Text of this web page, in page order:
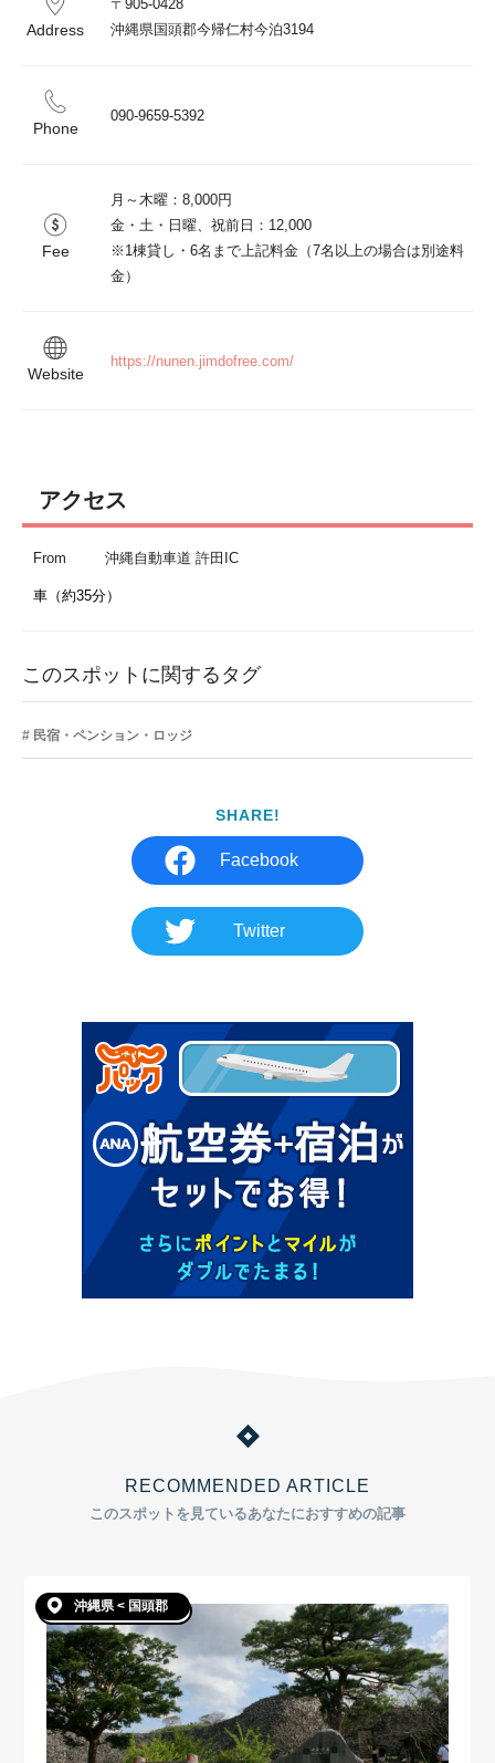
Address
〒905-0428
沖縄県国頭郡今帰仁村今泊3194
Phone
090-9659-5392
Fee
月～木曜：8,000円
金・土・日曜、祝前日：12,000
※1棟貸し・6名まで上記料金（7名以上の場合は別途料
Website
https://nunen.jimdofree.com/
アクセス
From 沖縄自動車道 許田IC
車（約35分）
このスポットに関するタグ
民宿・ペンション・ロッジ
SHARE!
Facebook
Twitter
RECOMMENDED ARTICLE
このスポットを見ているあなたにおすすめの記事
沖縄県 < 国頭郡